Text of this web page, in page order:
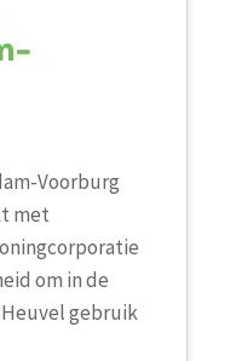
Voorburg
met
om in de
gebruik